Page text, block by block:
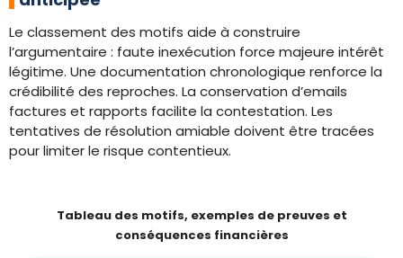
Le classement des motifs aide à construire
l’argumentaire : faute inexécution force majeure intérêt
légitime. Une documentation chronologique renforce la
crédibilité des reproches. La conservation d’emails
factures et rapports facilite la contestation. Les
tentatives de résolution amiable doivent être tracées
pour limiter le risque contentieux.
Tableau des motifs, exemples de preuves et
conséquences financières